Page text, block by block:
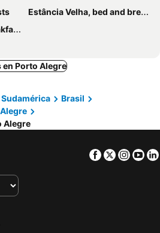
Estância Velha, bed and breakfasts
Porto Alegre
Brasil
Alegre
Facebook
Twitter